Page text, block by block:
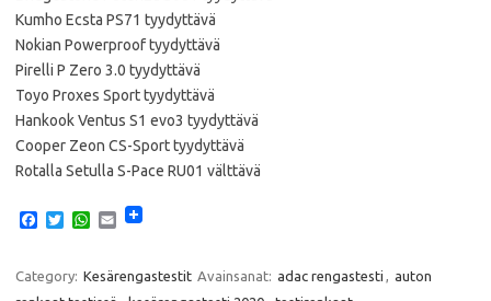
Kumho Ecsta PS71 tyydyttävä
Nokian Powerproof tyydyttävä
Pirelli P Zero 3.0 tyydyttävä
Toyo Proxes Sport tyydyttävä
Hankook Ventus S1 evo3 tyydyttävä
Cooper Zeon CS-Sport tyydyttävä
Rotalla Setulla S-Pace RU01 välttävä
e
b
T
t
t
W
t
E
i
Category: Kesärengastestit Avainsanat: adac rengastesti
auton